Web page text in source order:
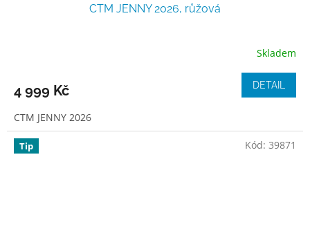
CTM JENNY 2026, růžová
Skladem
4 999 Kč DETAIL
CTM JENNY 2026
Tip Kód: 39871